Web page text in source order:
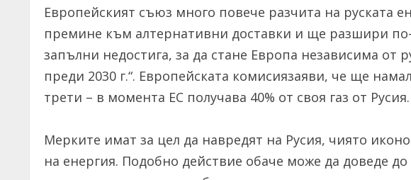
Европейският съюз много повече разчита на руската
премине към алтернативни доставки и ще разшири по-
запълни недостига, за да стане Европа независима от
преди 2030 г.“. Европейската комисиязаяви, че ще
трети – в момента ЕС получава 40% от своя газ от Русия.
Мерките имат за цел да навредят на Русия, чиято
на енергия. Подобно действие обаче може да доведе